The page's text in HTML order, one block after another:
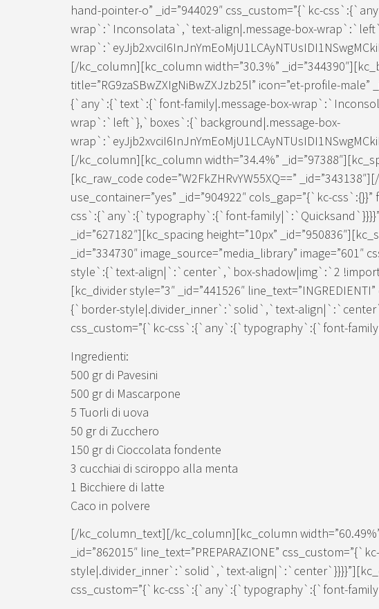
hand-pointer-o” _id=”944029″ css_custom=”{`kc-
wrap`:`Inconsolata`,`text-align|.message-box-
[/kc_column][kc_column width=”30.3%”
title=”RG9zaSBwZXIgNiBwZXJzb25l” icon=”et-profile-
{`any`:{`text`:{`font-family|.message-box-
wrap`:`left`},`boxes`:{`background|.message-box-
[/kc_column][kc_column width=”34.4%”
[kc_raw_code code=”W2FkZHRvYW55XQ==”
use_container=”yes” _id=”904922″ cols_gap=”{`kc-
css`:{`any`:{`typography`:{`font-
_id=”627182″][kc_spacing height=”10px”
_id=”334730″ image_source=”media_library”
style`:{`text-align|`:`center`,`box-shadow|img`:`2
[kc_divider style=”3″ _id=”441526″
{`border-style|.divider_inner`:`solid`,`text-
css_custom=”{`kc-css`:{`any`:{`typography`:{`font-
Ingredienti:
500 gr di Pavesini
500 gr di Mascarpone
5 Tuorli di uova
50 gr di Zucchero
150 gr di Cioccolata fondente
3 cucchiai di sciroppo alla menta
1 Bicchiere di latte
Caco in polvere
[/kc_column_text][/kc_column][kc_column
_id=”862015″ line_text=”PREPARAZIONE”
style|.divider_inner`:`solid`,`text-
css_custom=”{`kc-css`:{`any`:{`typography`:{`font-